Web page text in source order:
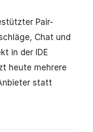
Pair-
Chat und
in der IDE
heute mehrere
statt